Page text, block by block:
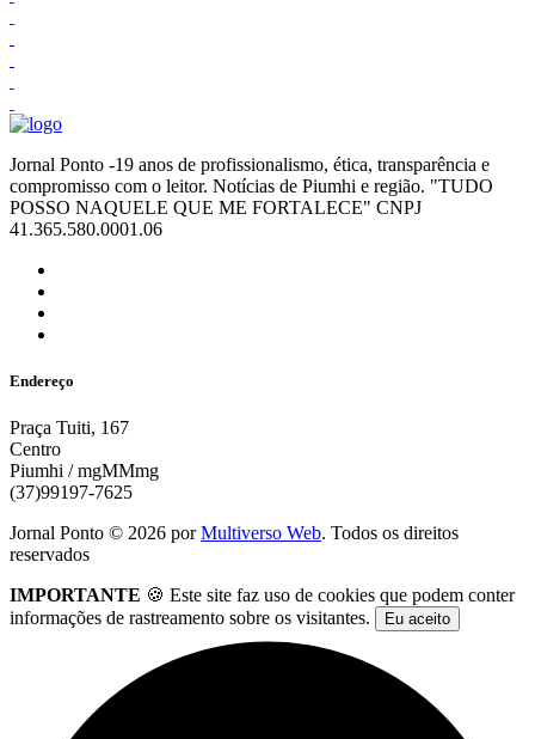
Jornal Ponto -19 anos de profissionalismo, ética, transparência e
compromisso com o leitor. Notícias de Piumhi e região. "TUDO
POSSO NAQUELE QUE ME FORTALECE" CNPJ
41.365.580.0001.06
Endereço
Praça Tuiti, 167
Centro
Piumhi / mgMMmg
(37)99197-7625
Jornal Ponto © 2026 porMultiverso Web. Todos os direitos
reservados
IMPORTANTE 🍪 Este site faz uso de cookies que podem conter
informações de rastreamento sobre os visitantes.
Eu aceito